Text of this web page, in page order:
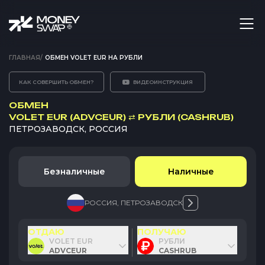
ГЛАВНАЯ/ ОБМЕН VOLET EUR НА РУБЛИ
КАК СОВЕРШИТЬ ОБМЕН? ВИДЕОИНСТРУКЦИЯ
ОБМЕН
VOLET EUR (ADVCEUR) ⇄ РУБЛИ (CASHRUB)
ПЕТРОЗАВОДСК, РОССИЯ
Безналичные Наличные
РОССИЯ, ПЕТРОЗАВОДСК
ОТДАЮ
VOLET EUR
ADVCEUR
ПОЛУЧАЮ
РУБЛИ
CASHRUB